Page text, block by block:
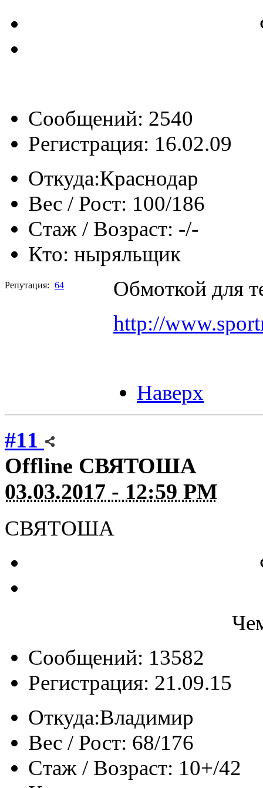
Сообщений: 2540
Регистрация: 16.02.09
Откуда:Краснодар
Вес / Рост: 100/186
Стаж / Возраст: -/-
Кто: ныряльщик
Репутация: 64
Обмоткой для
http://
Наверх
#11
Offline СВЯТОША
03.03.2017 - 12:59 PM
СВЯТОША
Сообщений: 13582
Регистрация: 21.09.15
Откуда:Владимир
Вес / Рост: 68/176
Стаж / Возраст: 10+/42